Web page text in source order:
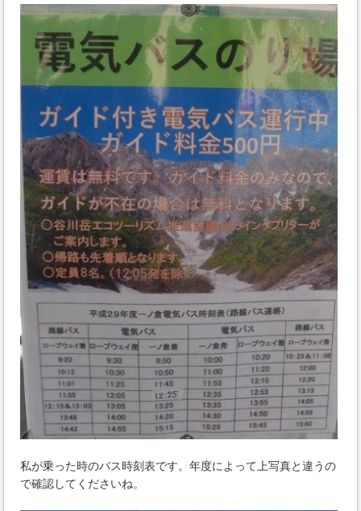
私が乗った時のバス時刻表です。年度によって上写真と違うの
で確認してくださいね。